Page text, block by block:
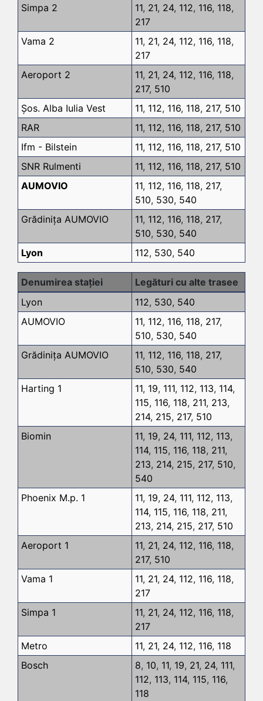
Simpa 2
11, 21, 24, 112, 116, 118,
217
Vama 2
11, 21, 24, 112, 116, 118,
217
Aeroport 2
11, 21, 24, 112, 116, 118,
217, 510
Șos. Alba Iulia Vest
11, 112, 116, 118, 217, 510
RAR
11, 112, 116, 118, 217, 510
Ifm - Bilstein
11, 112, 116, 118, 217, 510
SNR Rulmenti
11, 112, 116, 118, 217, 510
AUMOVIO
11, 112, 116, 118, 217,
510, 530, 540
Grădinița AUMOVIO
11, 112, 116, 118, 217,
510, 530, 540
Lyon
112, 530, 540
Denumirea stației
Legături cu alte trasee
Lyon
112, 530, 540
AUMOVIO
11, 112, 116, 118, 217,
510, 530, 540
Grădinița AUMOVIO
11, 112, 116, 118, 217,
510, 530, 540
Harting 1
11, 19, 111, 112, 113, 114,
115, 116, 118, 211, 213,
214, 215, 217, 510
Biomin
11, 19, 24, 111, 112, 113,
114, 115, 116, 118, 211,
213, 214, 215, 217, 510,
540
Phoenix M.p. 1
11, 19, 24, 111, 112, 113,
114, 115, 116, 118, 211,
213, 214, 215, 217, 510
Aeroport 1
11, 21, 24, 112, 116, 118,
217, 510
Vama 1
11, 21, 24, 112, 116, 118,
217
Simpa 1
11, 21, 24, 112, 116, 118,
217
Metro
11, 21, 24, 112, 116, 118
Bosch
8, 10, 11, 19, 21, 24, 111,
112, 113, 114, 115, 116,
118